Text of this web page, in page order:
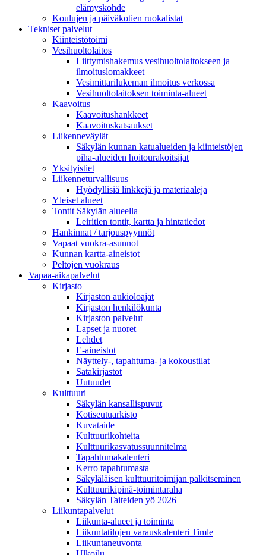
elämyskohde
Koulujen ja päiväkotien ruokalistat
Tekniset palvelut
Kiinteistötoimi
Vesihuoltolaitos
Liittymishakemus vesihuoltolaitokseen ja
ilmoituslomakkeet
Vesimittarilukeman ilmoitus verkossa
Vesihuoltolaitoksen toiminta-alueet
Kaavoitus
Kaavoitushankkeet
Kaavoituskatsaukset
Liikenneväylät
Säkylän kunnan katualueiden ja kiinteistöjen
piha-alueiden hoitourakoitsijat
Yksityistiet
Liikenneturvallisuus
Hyödyllisiä linkkejä ja materiaaleja
Yleiset alueet
Tontit Säkylän alueella
Leiritien tontit, kartta ja hintatiedot
Hankinnat / tarjouspyynnöt
Vapaat vuokra-asunnot
Kunnan kartta-aineistot
Peltojen vuokraus
Vapaa-aika­palvelut
Kirjasto
Kirjaston aukioloajat
Kirjaston henkilökunta
Kirjaston palvelut
Lapset ja nuoret
Lehdet
E-aineistot
Näyttely-, tapahtuma- ja kokoustilat
Satakirjastot
Uutuudet
Kulttuuri
Säkylän kansallispuvut
Kotiseutuarkisto
Kuvataide
Kulttuurikohteita
Kulttuurikasvatussuunnitelma
Tapahtumakalenteri
Kerro tapahtumasta
Säkyläläisen kulttuuritoimijan palkitseminen
Kulttuurikipinä-toimintaraha
Säkylän Taiteiden yö 2026
Liikuntapalvelut
Liikunta-alueet ja toiminta
Liikuntatilojen varauskalenteri Timle
Liikuntaneuvonta